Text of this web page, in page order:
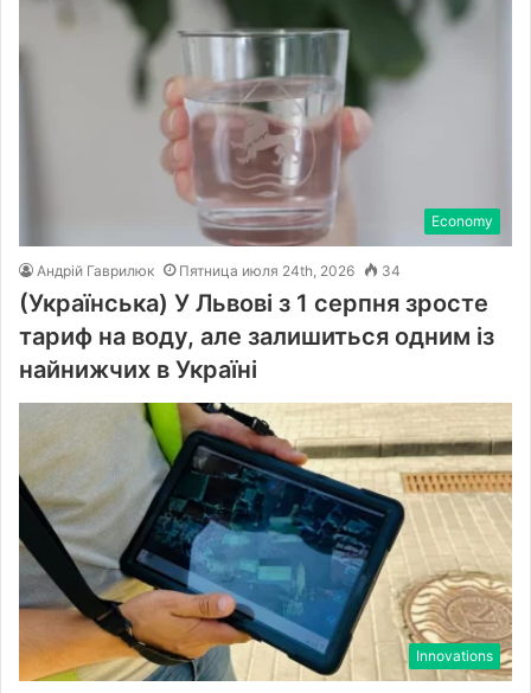
Economy
Андрій Гаврилюк Пятница июля 24th, 2026 34
(Українська) У Львові з 1 серпня зросте
тариф на воду, але залишиться одним із
найнижчих в Україні
Innovations